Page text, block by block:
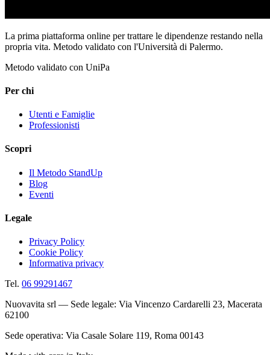
La prima piattaforma online per trattare le dipendenze restando nella
propria vita. Metodo validato con l'Università di Palermo.
Metodo validato con UniPa
Per chi
Utenti e Famiglie
Professionisti
Scopri
Il Metodo StandUp
Blog
Eventi
Legale
Privacy Policy
Cookie Policy
Informativa privacy
Tel. 06 99291467
Nuovavita srl — Sede legale: Via Vincenzo Cardarelli 23, Macerata
62100
Sede operativa: Via Casale Solare 119, Roma 00143